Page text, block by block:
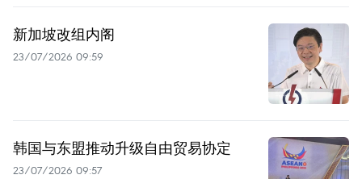
新加坡改组内阁
23/07/2026 09:59
韩国与东盟推动升级自由贸易协定
23/07/2026 09:57